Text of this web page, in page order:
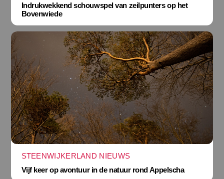
Indrukwekkend schouwspel van zeilpunters op het
Bovenwiede
STEENWIJKERLAND NIEUWS
Vijf keer op avontuur in de natuur rond Appelscha